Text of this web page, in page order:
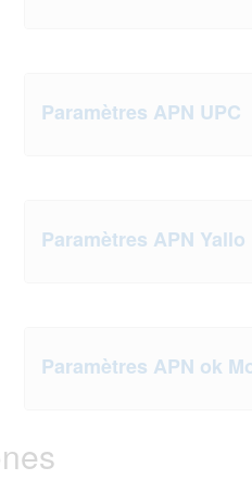
Paramètres APN UPC
Paramètres APN Yallo
Paramètres APN ok